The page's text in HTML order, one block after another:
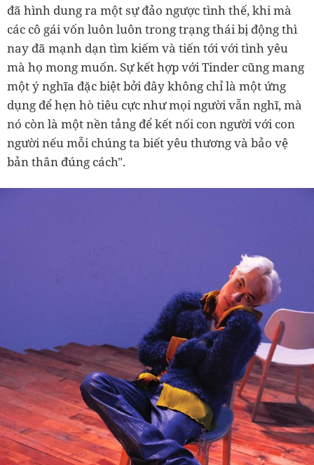
đã hình dung ra một sự đảo ngược tình thế, khi mà
các cô gái vốn luôn luôn trong trạng thái bị động thì
nay đã mạnh dạn tìm kiếm và tiến tới với tình yêu
mà họ mong muốn. Sự kết hợp với Tinder cũng mang
một ý nghĩa đặc biệt bởi đây không chỉ là một ứng
dụng để hẹn hò tiêu cực như mọi người vẫn nghĩ, mà
nó còn là một nền tảng để kết nối con người với con
người nếu mỗi chúng ta biết yêu thương và bảo vệ
bản thân đúng cách".